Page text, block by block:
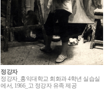
정강자
정강자_홍익대학교 회화과 4학년 실습실
에서, 1966_고 정강자 유족 제공